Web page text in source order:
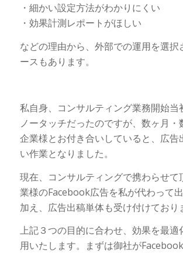
・細かい設定方法がわかりにくい
・効果計測レポートがほしい
などの理由から、外部での運用を選択
ースもあります。
私自身、コンサルティング業務開始当
ノータッチだったのですが、数ヶ月・
企業様とお付き合いしていると、広告
い作業となりました。
現在、コンサルティングで携わらせて
業様のFacebook広告を私が代わって
加え、広告出稿単体も受け付けており
上記３つの目的に合わせ、効果を最適
用いたします。まずは御社が